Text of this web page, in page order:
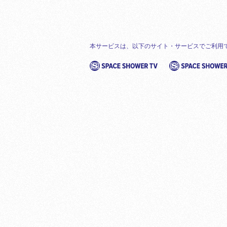
本サービスは、以下のサイト・サービスでご利用